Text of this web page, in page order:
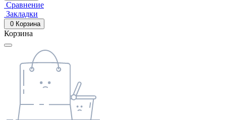
Сравнение
Закладки
0 Корзина
Корзина